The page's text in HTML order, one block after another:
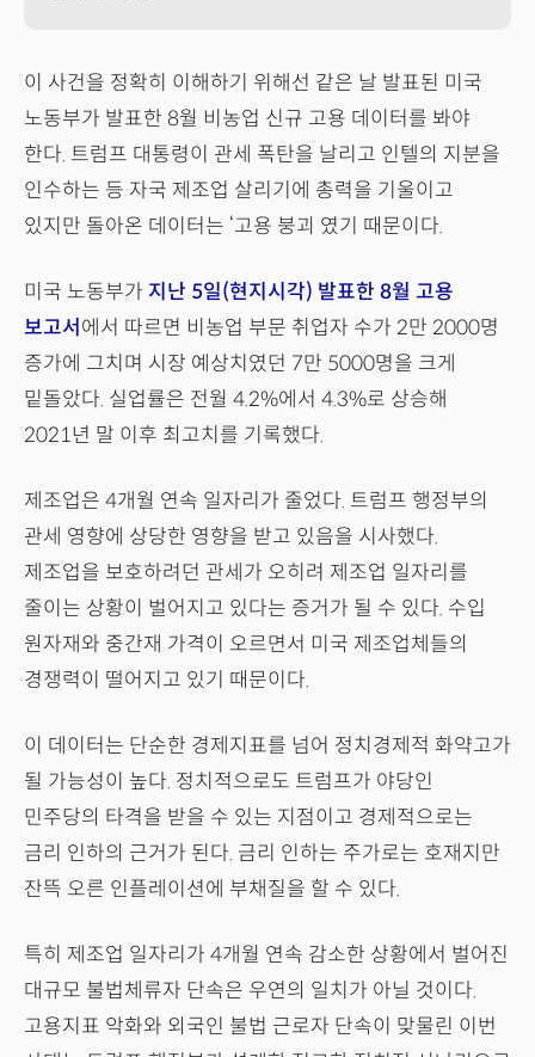
이 사건을 정확히 이해하기 위해선 같은 날 발표된 미국
노동부가 발표한 8월 비농업 신규 고용 데이터를 봐야
한다. 트럼프 대통령이 관세 폭탄을 날리고 인텔의 지분을
인수하는 등 자국 제조업 살리기에 총력을 기울이고
있지만 돌아온 데이터는 ‘고용 붕괴 였기 때문이다.
미국 노동부가 지난 5일(현지시각) 발표한 8월 고용
보고서 에서 따르면 비농업 부문 취업자 수가 2만 2000명
증가에 그치며 시장 예상치였던 7만 5000명을 크게
밑돌았다. 실업률은 전월 4.2%에서 4.3%로 상승해
2021년 말 이후 최고치를 기록했다.
제조업은 4개월 연속 일자리가 줄었다. 트럼프 행정부의
관세 영향에 상당한 영향을 받고 있음을 시사했다.
제조업을 보호하려던 관세가 오히려 제조업 일자리를
줄이는 상황이 벌어지고 있다는 증거가 될 수 있다. 수입
원자재와 중간재 가격이 오르면서 미국 제조업체들의
경쟁력이 떨어지고 있기 때문이다.
이 데이터는 단순한 경제지표를 넘어 정치경제적 화약고가
될 가능성이 높다. 정치적으로도 트럼프가 야당인
민주당의 타격을 받을 수 있는 지점이고 경제적으로는
금리 인하의 근거가 된다. 금리 인하는 주가로는 호재지만
잔뜩 오른 인플레이션에 부채질을 할 수 있다.
특히 제조업 일자리가 4개월 연속 감소한 상황에서 벌어진
대규모 불법체류자 단속은 우연의 일치가 아닐 것이다.
고용지표 악화와 외국인 불법 근로자 단속이 맞물린 이번